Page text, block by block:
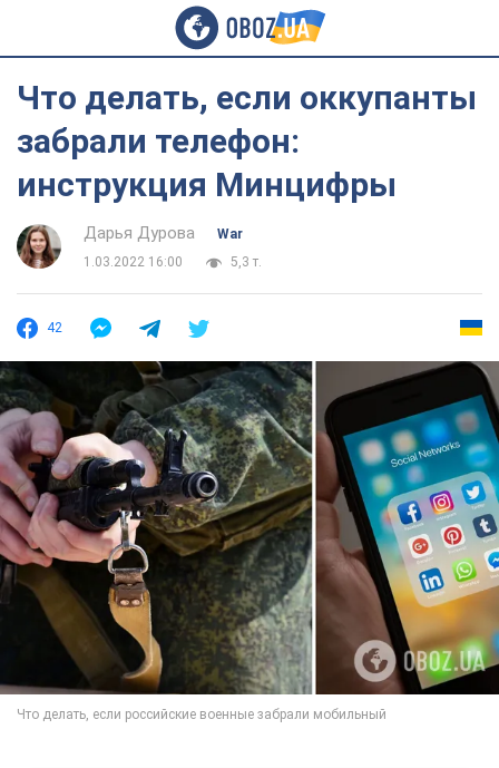
Что делать, если оккупанты
забрали телефон:
инструкция Минцифры
Дарья Дурова
War
1.03.2022 16:00
5,3 т.
42